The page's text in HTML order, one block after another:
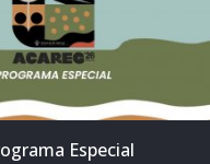
Especial